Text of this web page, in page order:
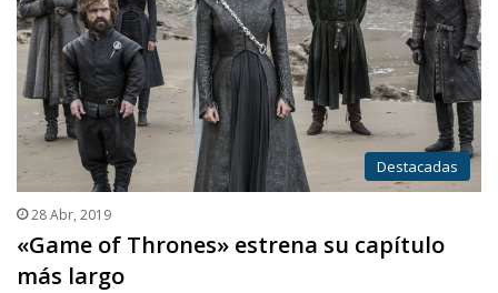
Destacadas
28 Abr, 2019
«Game of Thrones» estrena su capítulo
más largo